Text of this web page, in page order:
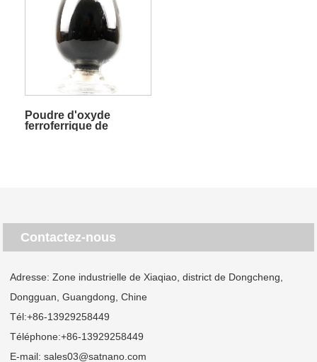
Poudre d'oxyde
ferroferrique de
Contactez-nous
Adresse: Zone industrielle de Xiaqiao, district de Dongcheng,
Dongguan, Guangdong, Chine
Tél:+86-13929258449
Téléphone:+86-13929258449
E-mail:sales03@satnano.com